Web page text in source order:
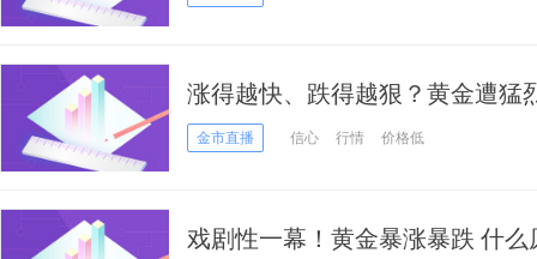
涨得越快、跌得越狠？黄金遭猛
引力的低买水平在这……
金市直播 信心 行情 价格低
戏剧性一幕！黄金暴涨暴跌 什